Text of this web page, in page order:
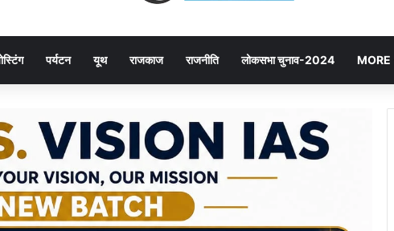
पर्यटन यूथ राजकाज राजनीति लोकसभा चुनाव-2024 MORE